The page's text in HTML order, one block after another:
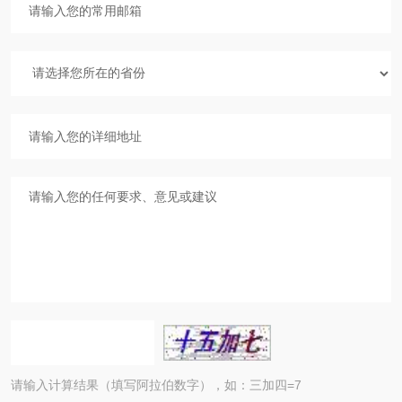
请输入计算结果（填写阿拉伯数字），如：三加四=7